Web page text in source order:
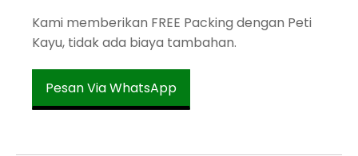
Kami memberikan FREE Packing dengan Peti
Kayu, tidak ada biaya tambahan.
Pesan Via WhatsApp